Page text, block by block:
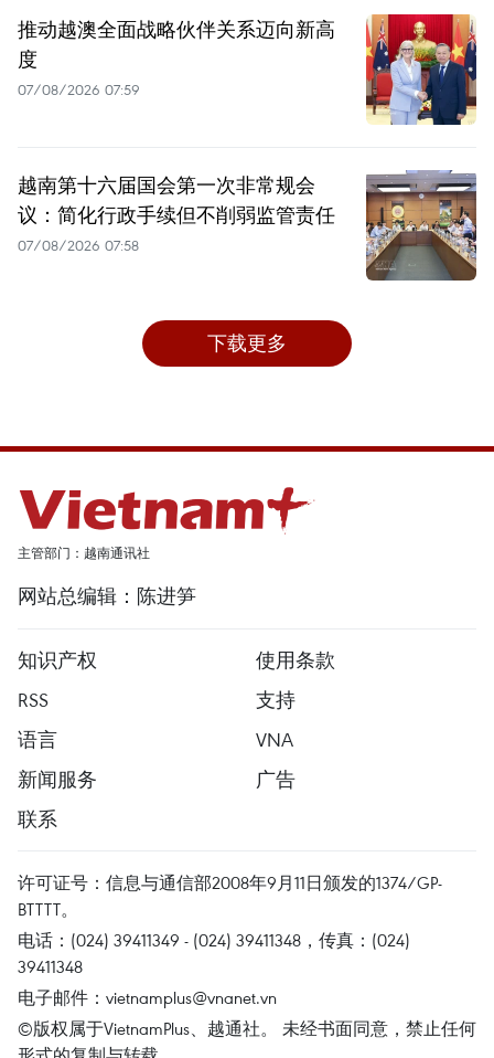
推动越澳全面战略伙伴关系迈向新高
度
07/08/2026 07:59
越南第十六届国会第一次非常规会
议：简化行政手续但不削弱监管责任
07/08/2026 07:58
下载更多
主管部门：越南通讯社
网站总编辑：陈进笋
知识产权
使用条款
RSS
支持
语言
VNA
新闻服务
广告
联系
许可证号：信息与通信部2008年9月11日颁发的1374/GP-
BTTTT。
电话：(024) 39411349 - (024) 39411348，传真：(024)
39411348
电子邮件： vietnamplus@vnanet.vn
©版权属于VietnamPlus、越通社。 未经书面同意，禁止任何